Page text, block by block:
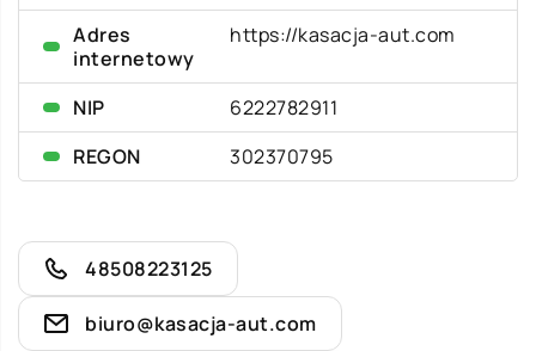
Adres
internetowy
https://kasacja-aut.com
NIP
6222782911
REGON
302370795
48508223125
biuro@kasacja-aut.com